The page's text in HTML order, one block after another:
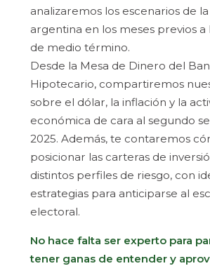
analizaremos los escenarios de
argentina en los meses previos a
de medio término.
Desde la Mesa de Dinero del
Hipotecario, compartiremos
sobre el dólar, la inflación y la
económica de cara al segundo
2025. Además, te contaremos
posicionar las carteras de
distintos perfiles de riesgo, con
estrategias para anticiparse al
electoral.
No hace falta ser experto para
tener ganas de entender y